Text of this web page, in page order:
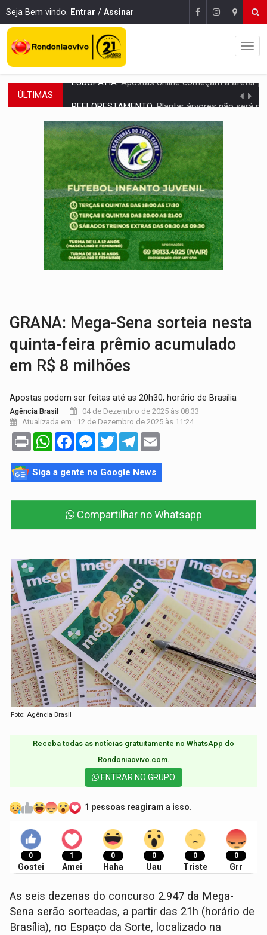
Seja Bem vindo. Entrar / Assinar
ÚLTIMAS Plantar árvores não será mais suficiente para
OVNIS NA LUA:Cientistas alertam para possível base secreta no satélite
ACABOU COM PEUGEOT:Incêndio destrói carro que era rebocado para oficina
VÍDEO: Ladrão é filmado furtando moto na frente do bar
BOLSAS DE PESQUISA:Iniciativa Amazônia+10 lança chamada para fortalecer
MATERIAL:Brasil tem grandes reservas de urânio, mas produz pouco e
VÍDEO:Serpente capturada na fábrica da Coca-Cola é
HOMENAGEM:Cientistas cassados pelo AI-5 se tornam pesquisadores
GRANA: Mega-Sena sorteia nesta
quinta-feira prêmio acumulado
em R$ 8 milhões
Apostas podem ser feitas até as 20h30, horário de Brasília
Agência Brasil
04 de Dezembro de 2025 às 08:33
Atualizada em : 12 de Dezembro de 2025 às 11:24
Print WhatsAppFacebookMessenger
TwitterTelegram
Siga a gente no Google News
Compartilhar no Whatsapp
Foto: Agência Brasil
Receba todas as notícias gratuitamente no WhatsApp do
Rondoniaovivo.com.​
ENTRAR NO GRUPO
1 pessoas reagiram a isso.
0
Gostei
1
Amei
0
Haha
0
Uau
0
Triste
0
Grr
As seis dezenas do concurso 2.947 da Mega-
Sena serão sorteadas, a partir das 21h (horário de
Brasília), no Espaço da Sorte, localizado na